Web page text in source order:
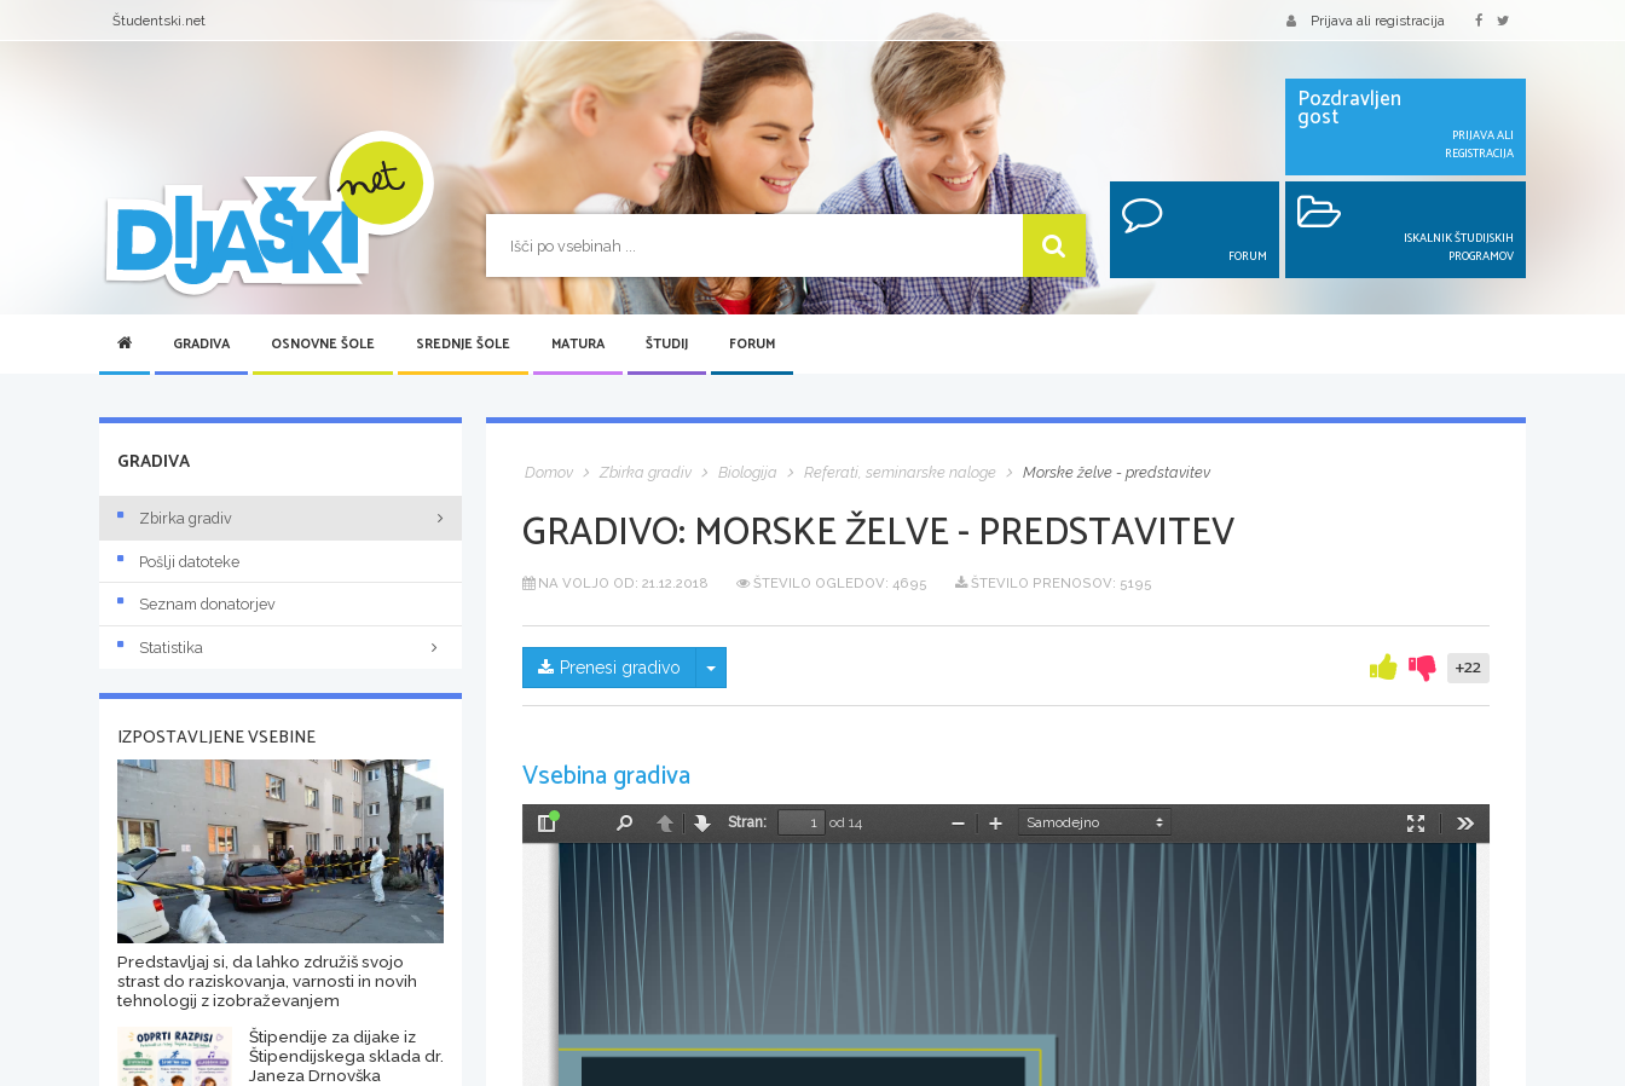
Študentski.net Prijava ali registracija
Pozdravljen
gost
PRIJAVA ALI
REGISTRACIJA
FORUM
ISKALNIK ŠTUDIJSKIH
PROGRAMOV
GRADIVA OSNOVNE ŠOLE SREDNJE ŠOLE MATURA ŠTUDIJ FORUM
Domov Zbirka gradiv Biologija Referati, seminarske naloge Morske želve - predstavitev
GRADIVO: MORSKE ŽELVE - PREDSTAVITEV
NA VOLJO OD: 21.12.2018 ŠTEVILO OGLEDOV: 4695 ŠTEVILO PRENOSOV: 5195
Prenesi gradivo Skrij/prikaži meni +22
Vsebina gradiva
Preklopi
stransko
vrstico
NazajNaprej
Stran:
od 14
Način
PomanjšajPovečaj
GRADIVA
Zbirka gradiv
Pošlji datoteke
Seznam donatorjev
Statistika
IZPOSTAVLJENE VSEBINE
Predstavljaj si, da lahko združiš svojo
strast do raziskovanja, varnosti in novih
tehnologij z izobraževanjem
Štipendije za dijake iz
Štipendijskega sklada dr.
Janeza Drnovška